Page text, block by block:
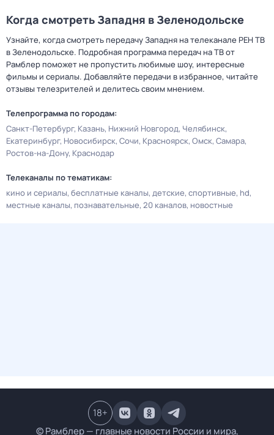
Когда смотреть Западня в Зеленодольске
Узнайте, когда смотреть передачу Западня на телеканале РЕН ТВ
в Зеленодольске. Подробная программа передач на ТВ от
Рамблер поможет не пропустить любимые шоу, интересные
фильмы и сериалы. Добавляйте передачи в избранное, читайте
отзывы телезрителей и делитесь своим мнением.
Телепрограмма по городам:
Санкт-Петербург Казань Нижний Новгород Челябинск
Екатеринбург Новосибирск Сочи Красноярск Омск Самара
Ростов-на-Дону Краснодар
Телеканалы по тематикам:
кино и сериалы бесплатные каналы детские спортивные hd
местные каналы познавательные 20 каналов новостные
© Рамблер — главные новости России и мира,
18+